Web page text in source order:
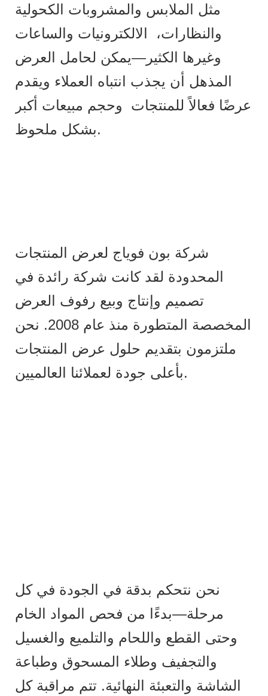
مثل الملابس والمشروبات الكحولية
والنظارات، الالكترونيات والساعات
وغيرها الكثير—يمكن لحامل العرض
المذهل أن يجذب انتباه العملاء ويقدم
عرضًا فعالاً للمنتجات وحجم مبيعات أكبر
بشكل ملحوظ.
شركة بون فوياج لعرض المنتجات
المحدودة لقد كانت شركة رائدة في
تصميم وإنتاج وبيع رفوف العرض
المخصصة المتطورة منذ عام 2008. نحن
ملتزمون بتقديم حلول عرض المنتجات
بأعلى جودة لعملائنا العالميين.
نحن نتحكم بدقة في الجودة في كل
مرحلة—بدءًا من فحص المواد الخام
وحتى القطع واللحام والتلميع والغسيل
والتجفيف وطلاء المسحوق وطباعة
الشاشة والتعبئة النهائية. تتم مراقبة كل